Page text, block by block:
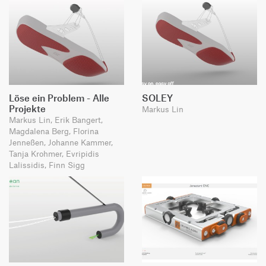
Löse ein Problem - Alle
Projekte
Markus Lin, Erik Bangert,
Magdalena Berg, Florina
Jenneßen, Johanne Kammer,
Tanja Krohmer, Evripidis
Lalissidis, Finn Sigg
SOLEY
Markus Lin